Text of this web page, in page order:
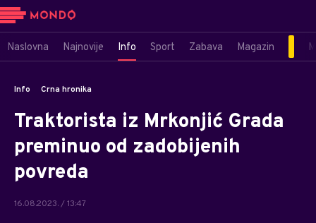
Naslovna Najnovije Info Sport Zabava Magazin
Info Crna hronika
Traktorista iz Mrkonjić Grada
preminuo od zadobijenih
povreda
16.08.2023. / 13:47